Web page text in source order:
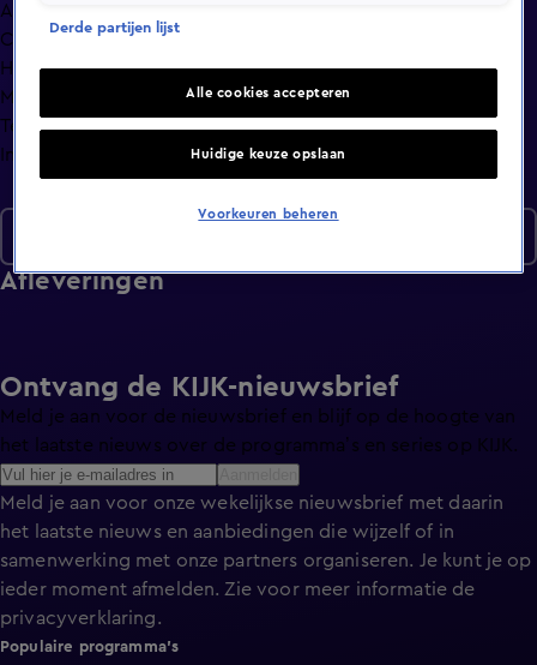
Afleveringen
Clips
Hoe is het nu met?
Macdate met Nick Eshuis
Terugblik
Info
Afleveringen
Ontvang de KIJK-nieuwsbrief
Meld je aan voor de nieuwsbrief en blijf op de hoogte van
het laatste nieuws over de programma’s en series op KIJK.
Meld je aan voor onze wekelijkse nieuwsbrief met daarin
het laatste nieuws en aanbiedingen die wijzelf of in
samenwerking met onze partners organiseren. Je kunt je op
ieder moment afmelden. Zie voor meer informatie de
privacyverklaring.
Populaire programma's
Derde partijen lijst
Alle cookies accepteren
Huidige keuze opslaan
Voorkeuren beheren